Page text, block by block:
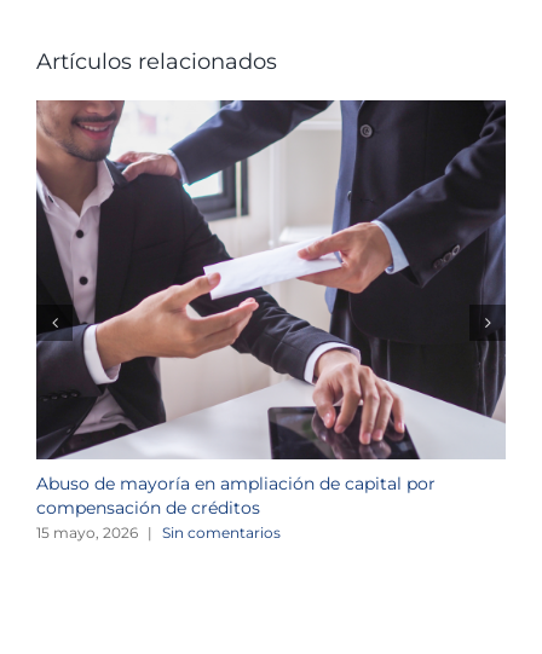
Artículos relacionados
Abuso de mayoría en ampliación de capital por
compensación de créditos
15 mayo, 2026 | Sin comentarios